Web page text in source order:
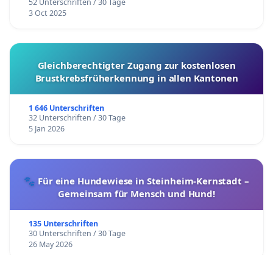
52 Unterschriften / 30 Tage
3 Oct 2025
Gleichberechtigter Zugang zur kostenlosen
Brustkrebsfrüherkennung in allen Kantonen
1 646 Unterschriften
32 Unterschriften / 30 Tage
5 Jan 2026
🐾 Für eine Hundewiese in Steinheim-Kernstadt –
Gemeinsam für Mensch und Hund!
135 Unterschriften
30 Unterschriften / 30 Tage
26 May 2026